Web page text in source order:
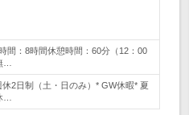
間：8時間休憩時間：60分（12：00
…
2日制（土・日のみ）* GW休暇* 夏
…